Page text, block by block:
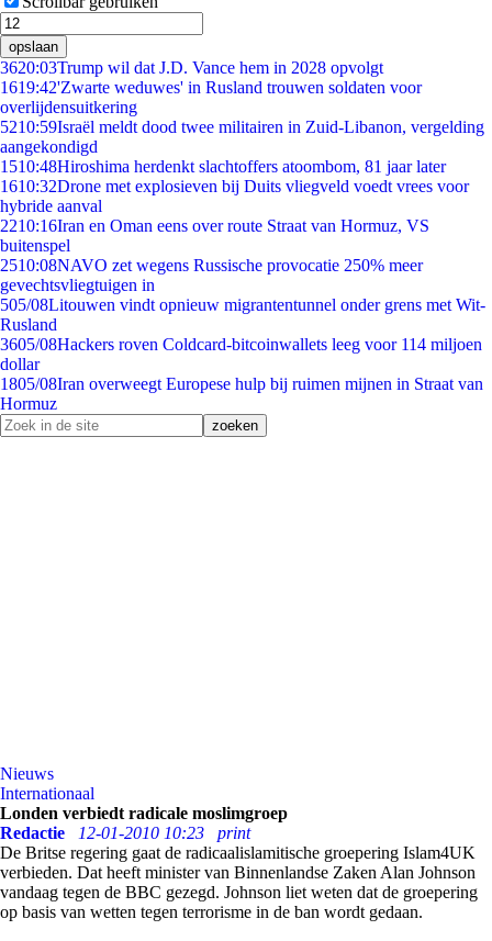
opslaan
3620:03Trump wil dat J.D. Vance hem in 2028 opvolgt
1619:42'Zwarte weduwes' in Rusland trouwen soldaten voor
overlijdensuitkering
5210:59Israël meldt dood twee militairen in Zuid-Libanon, vergelding
aangekondigd
1510:48Hiroshima herdenkt slachtoffers atoombom, 81 jaar later
1610:32Drone met explosieven bij Duits vliegveld voedt vrees voor
hybride aanval
2210:16Iran en Oman eens over route Straat van Hormuz, VS
buitenspel
2510:08NAVO zet wegens Russische provocatie 250% meer
gevechtsvliegtuigen in
505/08Litouwen vindt opnieuw migrantentunnel onder grens met Wit-
Rusland
3605/08Hackers roven Coldcard-bitcoinwallets leeg voor 114 miljoen
dollar
1805/08Iran overweegt Europese hulp bij ruimen mijnen in Straat van
Hormuz
Nieuws
Internationaal
Londen verbiedt radicale moslimgroep
Redactie
12-01-2010 10:23
print
De Britse regering gaat de radicaalislamitische groepering Islam4UK
verbieden. Dat heeft minister van Binnenlandse Zaken Alan Johnson
vandaag tegen de BBC gezegd. Johnson liet weten dat de groepering
op basis van wetten tegen terrorisme in de ban wordt gedaan.